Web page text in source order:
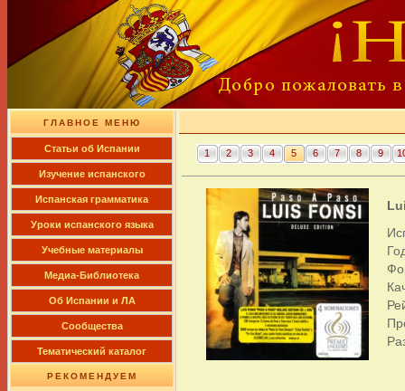
ГЛАВНОЕ МЕНЮ
Cтатьи об Испании
Изучение испанского
Испанская грамматика
Уроки испанского языка
Учебные материалы
Медиа-Библиотека
Об Испании и ЛА
Сообщества
Тематический каталог
РЕКОМЕНДУЕМ
1 2 3 4 5 6 7 8 9